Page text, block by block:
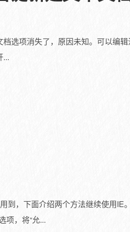
选项消失了，原因未知。可以编
...
到，下面介绍两个方法继续使用IE
项，将“允...